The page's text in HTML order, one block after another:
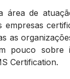
área de
empresas
as
pouco sobre
Certification.